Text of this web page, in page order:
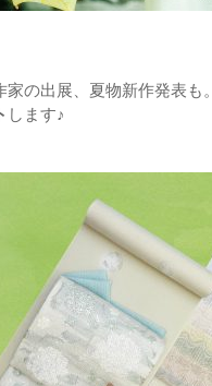
の出展、夏物新作発表も。
します♪